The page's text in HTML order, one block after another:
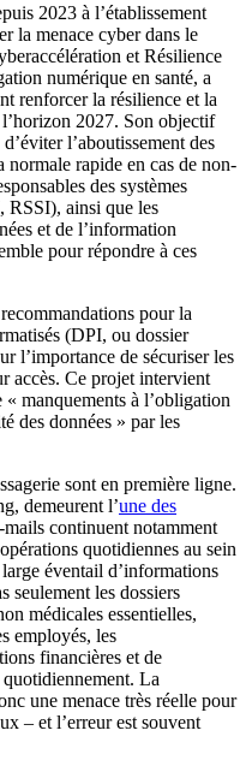
2023 à l’établissement
la menace cyber dans le
et Résilience
numérique en santé, a
renforcer la résilience et la
l’horizon 2027. Son objectif
l’aboutissement des
normale rapide en cas de non-
des systèmes
RSSI), ainsi que les
et de l’information
pour répondre à ces
pour la
(DPI, ou dossier
l’importance de sécuriser les
accès. Ce projet intervient
manquements à l’obligation
des données » par les
sont en première ligne.
demeurent l’une des
mails continuent notamment
quotidiennes au sein
éventail d’informations
seulement les dossiers
médicales essentielles,
employés, les
financières et de
La
une menace très réelle pour
– et l’erreur est souvent